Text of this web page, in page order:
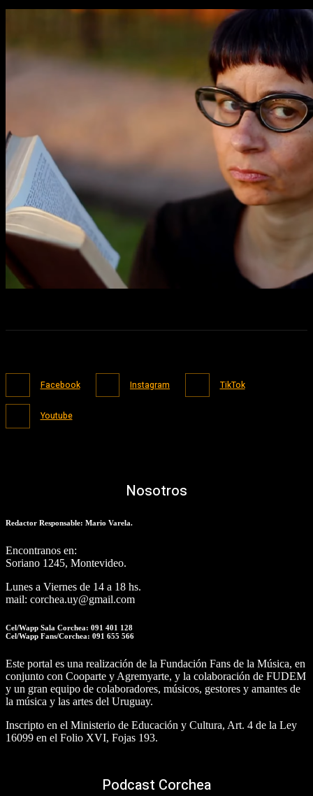
Facebook Instagram TikTok
Youtube
Nosotros
Redactor Responsable: Mario Varela.
Encontranos en:
Soriano 1245, Montevideo.
Lunes a Viernes de 14 a 18 hs.
mail: corchea.uy@gmail.com
Cel/Wapp Sala Corchea: 091 401 128
Cel/Wapp Fans/Corchea: 091 655 566
Este portal es una realización de la Fundación Fans de la Música, en
conjunto con Cooparte y Agremyarte, y la colaboración de FUDEM
y un gran equipo de colaboradores, músicos, gestores y amantes de
la música y las artes del Uruguay.
Inscripto en el Ministerio de Educación y Cultura, Art. 4 de la Ley
16099 en el Folio XVI, Fojas 193.
Podcast Corchea